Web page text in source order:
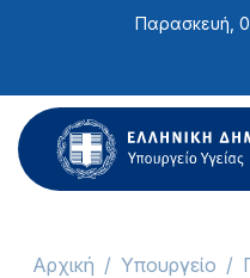
ιστότοπος
περιλαμβάνει
ένα
σύστημα
Παρασκευή,
Αρχική Υπουργείο